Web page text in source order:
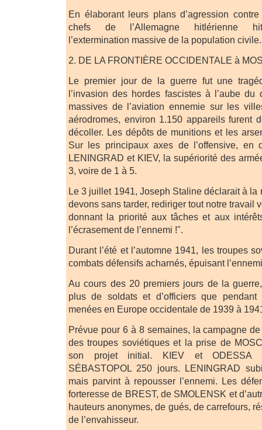
En élaborant leurs plans d’agression
chefs de l’Allemagne hitlérienne
l’extermination massive de la population civile.
2. DE LA FRONTIÈRE OCCIDENTALE à
Le premier jour de la guerre fut une
l’invasion des hordes fascistes à l’aube du
massives de l’aviation ennemie sur les
aérodromes, environ 1.150 appareils furent
décoller. Les dépôts de munitions et les
Sur les principaux axes de l’offensive, en
LENINGRAD et KIEV, la supériorité des
3, voire de 1 à 5.
Le 3 juillet 1941, Joseph Staline déclarait à la
devons sans tarder, rediriger tout notre travail
donnant la priorité aux tâches et aux
l’écrasement de l’ennemi !".
Durant l’été et l’automne 1941, les troupes
combats défensifs acharnés, épuisant
Au cours des 20 premiers jours de la
plus de soldats et d’officiers que pendant
menées en Europe occidentale de 1939 à
Prévue pour 6 à 8 semaines, la campagne de
des troupes soviétiques et la prise de
son projet initial. KIEV et ODESSA
SÉBASTOPOL 250 jours. LENINGRAD
mais parvint à repousser l’ennemi. Les
forteresse de BREST, de SMOLENSK et
hauteurs anonymes, de gués, de carrefours,
de l’envahisseur.